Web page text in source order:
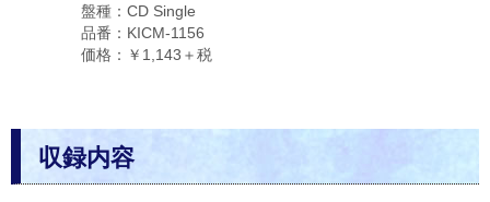
盤種：CD Single
品番：KICM-1156
価格：￥1,143＋税
収録内容